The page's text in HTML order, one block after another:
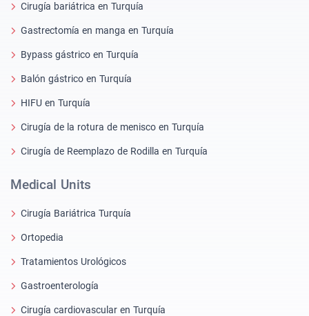
Cirugía bariátrica en Turquía
Gastrectomía en manga en Turquía
Bypass gástrico en Turquía
Balón gástrico en Turquía
HIFU en Turquía
Cirugía de la rotura de menisco en Turquía
Cirugía de Reemplazo de Rodilla en Turquía
Medical Units
Cirugía Bariátrica Turquía
Ortopedia
Tratamientos Urológicos
Gastroenterología
Cirugía cardiovascular en Turquía